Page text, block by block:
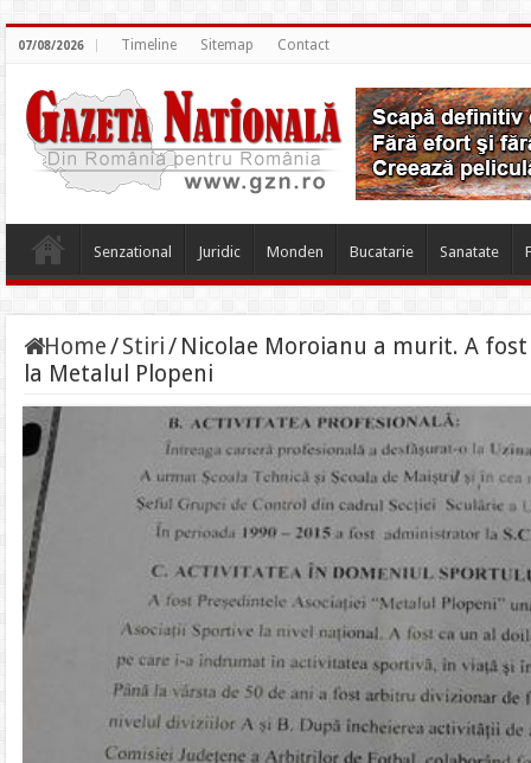
07/08/2026 Timeline Sitemap Contact
Senzational Juridic Monden Bucatarie Sanatate
Home/Stiri/ Nicolae Moroianu a murit. A
la Metalul Plopeni